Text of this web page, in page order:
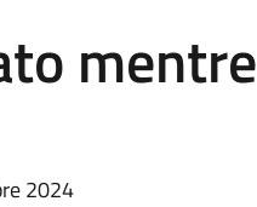
mentre
2024